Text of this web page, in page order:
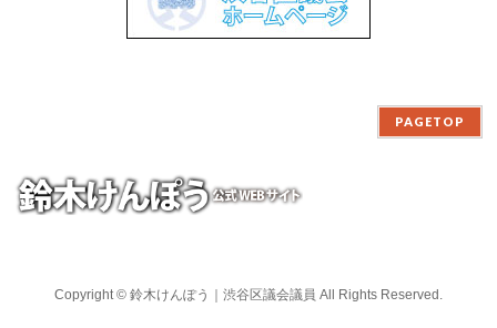
PAGETOP
Copyright © 鈴木けんぽう｜渋谷区議会議員 All Rights Reserved.